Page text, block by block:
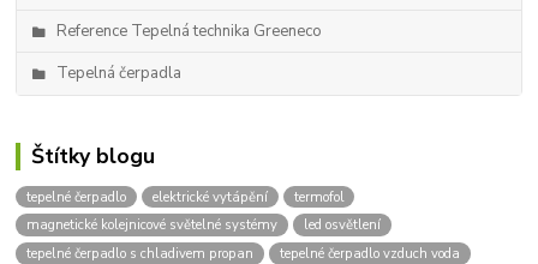
Reference Tepelná technika Greeneco
Tepelná čerpadla
Štítky blogu
tepelné čerpadlo elektrické vytápění
termofol
magnetické kolejnicové světelné systémy
led osvětlení
tepelné čerpadlo s chladivem propan
tepelné čerpadlo vzduch voda